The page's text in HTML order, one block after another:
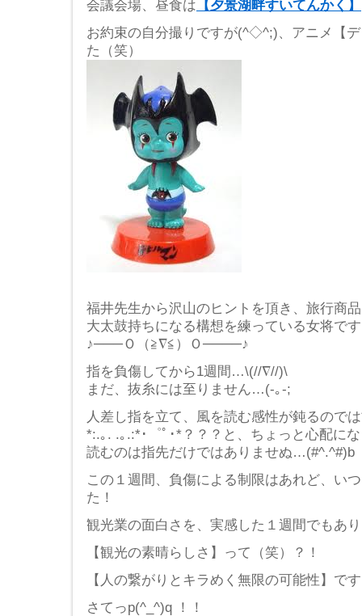
会議会場、昼食は 【夕景湖畔すいてんかく】
お約束の自分撮りですが(^◇^;)、アニメ【
た（笑）
福井先生から沢山のヒントを頂き、旅行商
大太鼓持ちになる構想を練っている女将です
♪───Ｏ（≧∇≦）Ｏ────♪
指を負傷してから1週間…\(//∇//)\
まだ、抜糸には至りません…(-｡-;
人差し指を立て、風を読む感性が鈍るので
*:.｡. .｡.:*･゜ﾟ･*？？？と、ちょっと心配に
読むのは指先だけではありませぬ…(#^.^#)b
この１週間、負傷による制限はあれど、い
た！
観光業の面白さを、実感した１週間でもあ
【観光の素晴らしさ】って（笑）？！
【人の繋がりとキラめく無限の可能性】で
さてっp(^_^)q ！！